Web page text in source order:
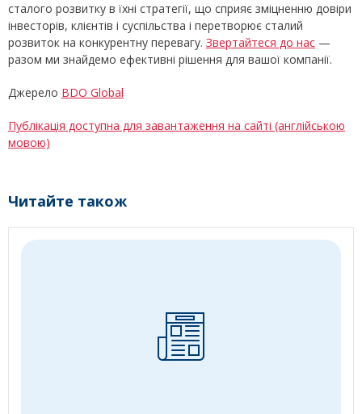
сталого розвитку в їхні стратегії, що сприяє зміцненню довіри
інвесторів, клієнтів і суспільства і перетворює сталий
розвиток на конкурентну перевагу. Звертайтеся до нас —
разом ми знайдемо ефективні рішення для вашої компанії.
Джерело BDO Global
Публікація доступна для завантаження на сайті (англійською
мовою)
Читайте також